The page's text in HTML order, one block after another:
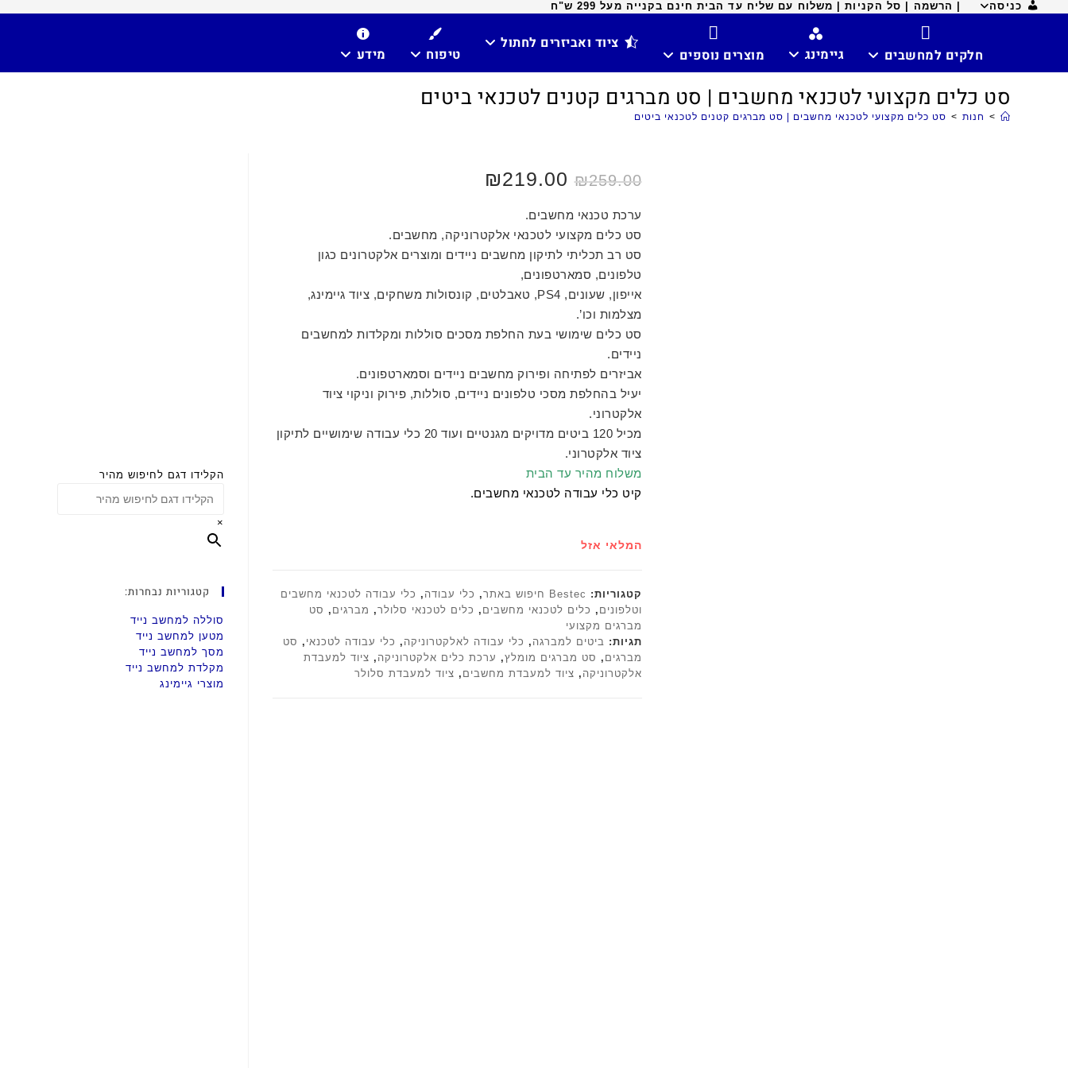
כניסה | הרשמה | סל הקניות | משלוח עם שליח עד הבית חינם בקנייה מעל 299 ש"ח
חלקים למחשבים גיימינג מוצרים נוספים
ציוד ואביזרים לחתול
טיפוח מידע
סט כלים מקצועי לטכנאי מחשבים | סט מברגים קטנים לטכנאי ביטים
> חנות > סט כלים מקצועי לטכנאי מחשבים | סט מברגים קטנים לטכנאי ביטים
₪259.00
המחיר
המקורי
₪219.00
ערכת טכנאי מחשבים.
סט כלים מקצועי לטכנאי אלקטרוניקה, מחשבים.
סט רב תכליתי לתיקון מחשבים ניידים ומוצרים אלקטרונים כגון
טלפונים, סמארטפונים,
אייפון, שעונים, PS4, טאבלטים, קונסולות משחקים, ציוד גיימינג,
מצלמות וכו’.
סט כלים שימושי בעת החלפת מסכים סוללות ומקלדות למחשבים
ניידים.
אביזרים לפתיחה ופירוק מחשבים ניידים וסמארטפונים.
יעיל בהחלפת מסכי טלפונים ניידים, סוללות, פירוק וניקוי ציוד
אלקטרוני.
מכיל 120 ביטים מדויקים מגנטיים ועוד 20 כלי עבודה שימושיים לתיקון
ציוד אלקטרוני.
משלוח מהיר עד הבית
קיט כלי עבודה לטכנאי מחשבים.
המלאי אזל
קטגוריות: Bestec חיפוש באתר , כלי עבודה , כלי עבודה לטכנאי מחשבים
וטלפונים , כלים לטכנאי מחשבים , כלים לטכנאי סלולר, מברגים , סט
מברגים מקצועי
תגיות: ביטים למברגה , כלי עבודה לאלקטרוניקה , כלי עבודה לטכנאי , סט
מברגים , סט מברגים מומלץ, ערכת כלים אלקטרוניקה , ציוד למעבדת
אלקטרוניקה , ציוד למעבדת מחשבים , ציוד למעבדת סלולר
הקלידו דגם לחיפוש מהיר
×
קטגוריות נבחרות:
סוללה למחשב נייד
מטען למחשב נייד
מסך למחשב נייד
מקלדת למחשב נייד
מוצרי גיימינג